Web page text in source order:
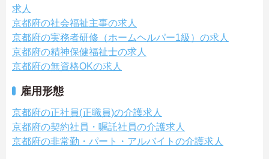
求人
京都府の社会福祉主事の求人
京都府の実務者研修（ホームヘルパー1級）の求人
京都府の精神保健福祉士の求人
京都府の無資格OKの求人
雇用形態
京都府の正社員(正職員)の介護求人
京都府の契約社員・嘱託社員の介護求人
京都府の非常勤・パート・アルバイトの介護求人